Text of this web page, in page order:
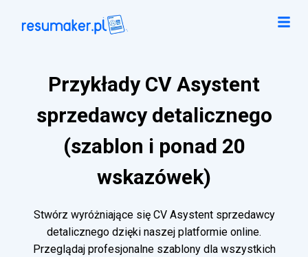
Przykłady CV Asystent
sprzedawcy detalicznego
(szablon i ponad 20
wskazówek)
Stwórz wyróżniające się CV Asystent sprzedawcy
detalicznego dzięki naszej platformie online.
Przeglądaj profesjonalne szablony dla wszystkich